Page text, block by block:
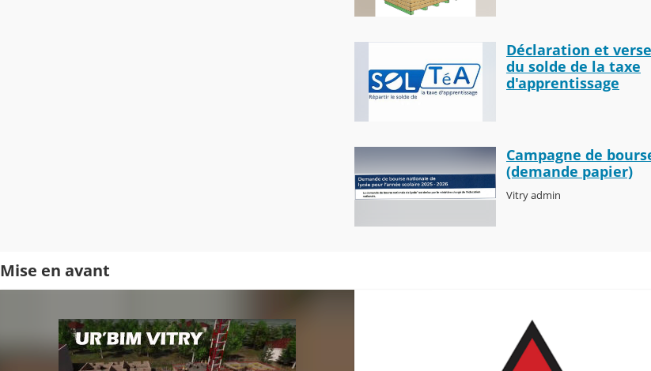
Déclaration et
du solde de la taxe
d'apprentissage
Campagne de
(demande papier)
Vitry admin
Mise en avant